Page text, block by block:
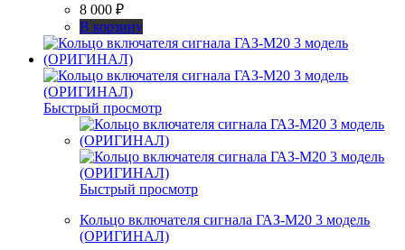
8 000 ₽
В корзину
Быстрый просмотр
Быстрый просмотр
Кольцо включателя сигнала ГАЗ-М20 3 модель
(ОРИГИНАЛ)